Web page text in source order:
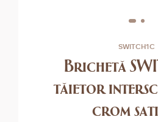
SWITCH1C
Brichetă
tăietor
crom